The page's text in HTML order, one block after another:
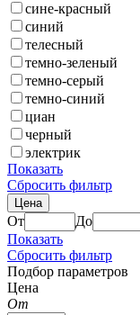
сине-красный
синий
телесный
темно-зеленый
темно-серый
темно-синий
циан
черный
электрик
Показать
Сбросить фильтр
Цена
От
До
Показать
Сбросить фильтр
Подбор параметров
Цена
От